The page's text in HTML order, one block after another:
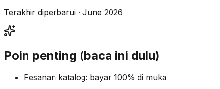
Terakhir diperbarui · June 2026
Poin penting (baca ini dulu)
Pesanan katalog: bayar 100% di muka